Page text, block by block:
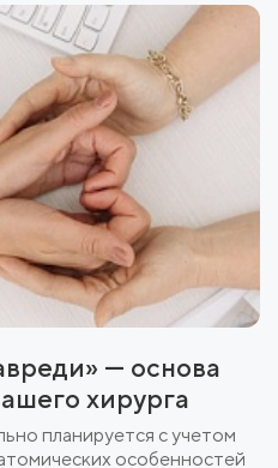
— основа
хирурга
планируется с учетом
особенностей